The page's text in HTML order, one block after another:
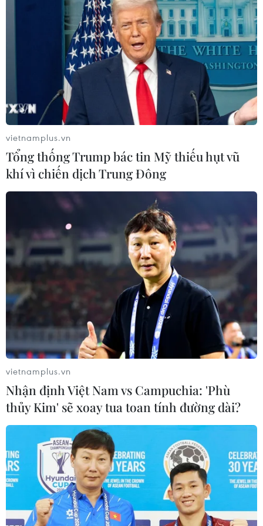
phó với biến thể mới của virus SARS-COV-2./.
(TTXVN/Vietnam+)
#Giới chức Mỹ #COVID-19
#Vaccine ngừa COVID-19
#BioNTech
#Pfizer #Kiểm soát dịch bệnh Mỹ
Theo dõi VietnamPlus
TIN LIÊN QUAN
vietnamplus.vn
Tổng thống Trump bác tin Mỹ thiếu hụt vũ
khí vì chiến dịch Trung Đông
vietnamplus.vn
Nhận định Việt Nam vs Campuchia: 'Phù
thủy Kim' sẽ xoay tua toan tính đường dài?